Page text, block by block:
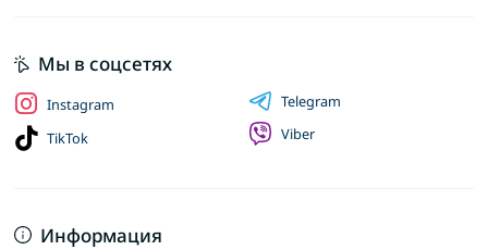
Информация
Мы в соцсетях
Instagram
TikTok
Telegram
Viber